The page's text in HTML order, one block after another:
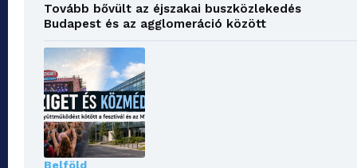
Tovább bővült az éjszakai buszközlekedés
Budapest és az agglomeráció között
Belföld